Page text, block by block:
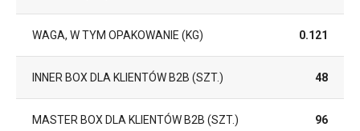
WAGA, W TYM OPAKOWANIE (KG) 0.121
INNER BOX DLA KLIENTÓW B2B (SZT.) 48
MASTER BOX DLA KLIENTÓW B2B (SZT.) 96